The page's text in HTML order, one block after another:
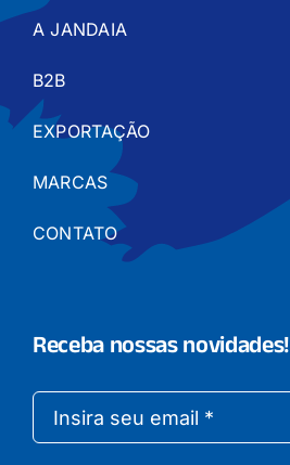
A JANDAIA
B2B
EXPORTAÇÃO
MARCAS
CONTATO
Receba nossas novidades!